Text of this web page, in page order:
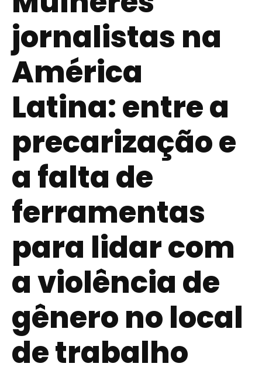
jornalistas na
América
Latina: entre a
precarização e
a falta de
ferramentas
para lidar com
a violência de
gênero no local
de trabalho